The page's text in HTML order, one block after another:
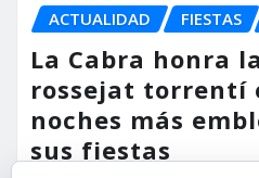
ACTUALIDAD FIESTAS
La Cabra honra
rossejat torrentí
noches más
sus fiestas